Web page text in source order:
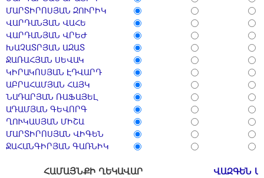
ՄԱՐՏԻՐՈՍՅԱՆ ԶՈՒՐԻԿ
ՎԱՐԴԱՆՅԱՆ ՎԱՀԵ
ՎԱՐԴԱՆՅԱՆ ՎՐԵԺ
ԽԱՉԱՏՐՅԱՆ ԱԶԱՏ
ՋԱՌԱՀՅԱՆ ՍԵՎԱԿ
ԿԻՐԱԿՈՍՅԱՆ ԷԴՎԱՐԴ
ԱԲՐԱՀԱՄՅԱՆ ՀԱՅԿ
ՆԱԴԱՐՅԱՆ ՌԱՖԱՅԵԼ
ԱԴԱՄՅԱՆ ԳԵՎՈՐԳ
ՂՈՒԿԱՍՅԱՆ ՄԻՇԱ
ՄԱՐՏԻՐՈՍՅԱՆ ՎԻԳԵՆ
ՋԱՀԱՆԳԻՐՅԱՆ ԳԱՌՆԻԿ
ՀԱՄԱՅՆՔԻ ՂԵԿԱՎԱՐ ՎԱԶԳԵՆ